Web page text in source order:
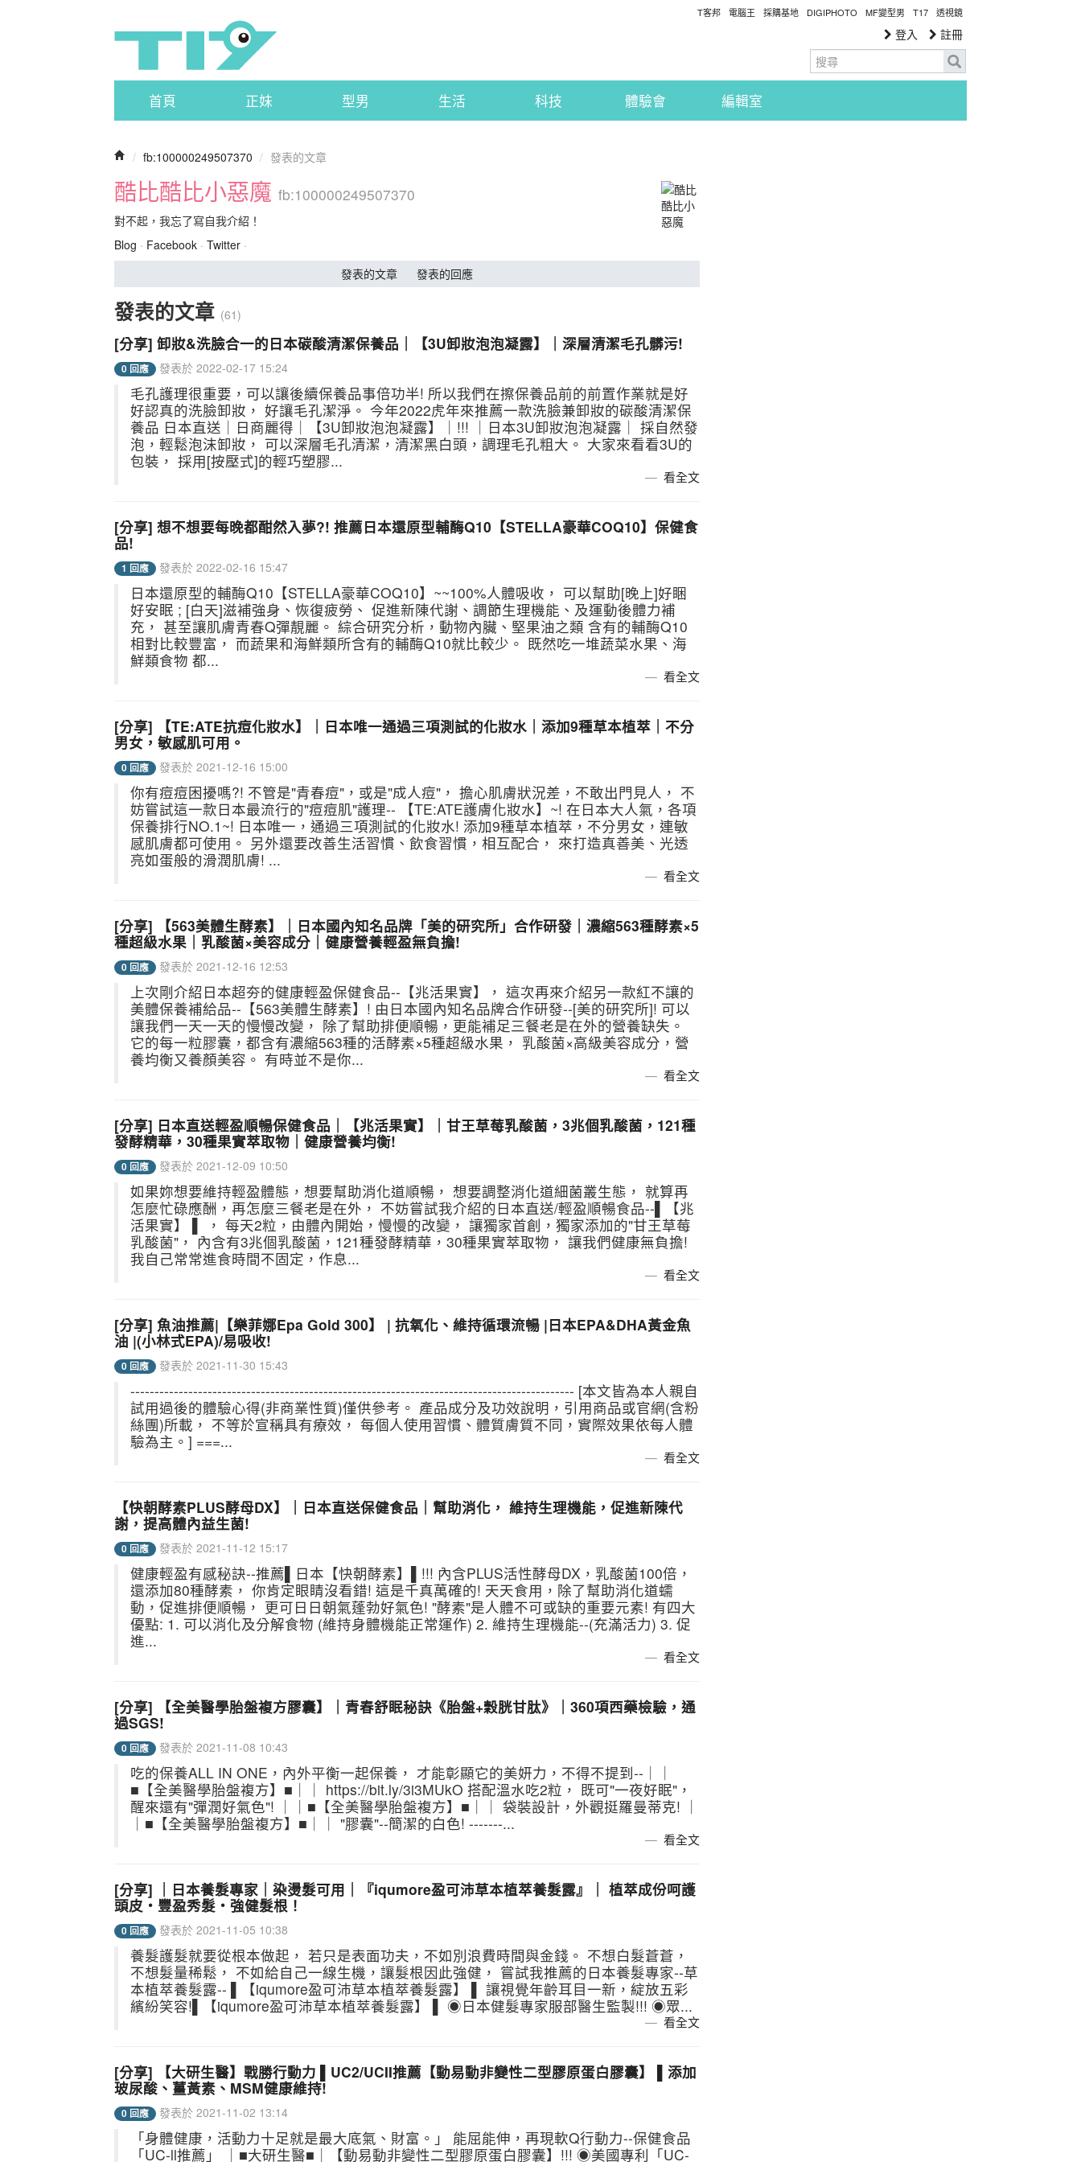
T客邦 電腦王 採購基地 DIGIPHOTO MF變型男 T17 透視鏡
登入 註冊
首頁 正妹 型男 生活 科技 體驗會 編輯室
/ fb:100000249507370 / 發表的文章
酷比酷比小惡魔 fb:100000249507370
對不起，我忘了寫自我介紹！
Blog · Facebook · Twitter ·
發表的文章
發表的回應
發表的文章 (61)
[分享] 卸妝&洗臉合一的日本碳酸清潔保養品｜【3U卸妝泡泡凝露】｜深層清潔毛孔髒污!
0 回應 發表於 2022-02-17 15:24
毛孔護理很重要，可以讓後續保養品事倍功半! 所以我們在擦保養品前的前置作業就是好
好認真的洗臉卸妝， 好讓毛孔潔淨。 今年2022虎年來推薦一款洗臉兼卸妝的碳酸清潔保
養品 日本直送｜日商麗得｜【3U卸妝泡泡凝露】｜!!! ｜日本3U卸妝泡泡凝露｜ 採自然發
泡，輕鬆泡沫卸妝， 可以深層毛孔清潔，清潔黑白頭，調理毛孔粗大。 大家來看看3U的
包裝， 採用[按壓式]的輕巧塑膠...
看全文
[分享] 想不想要每晚都酣然入夢?! 推薦日本還原型輔酶Q10【STELLA豪華COQ10】保健食
品!
1 回應 發表於 2022-02-16 15:47
日本還原型的輔酶Q10【STELLA豪華COQ10】~~100%人體吸收， 可以幫助[晚上]好睏
好安眠 ; [白天]滋補強身、恢復疲勞、 促進新陳代謝、調節生理機能、​​​​​​及運動後體力補
充， 甚至讓肌膚青春Q彈靚麗。 綜合研究分析，動物內臟、堅果油之類 含有的輔酶Q10
相對比較豐富， 而蔬果和海鮮類所含有的輔酶Q10就比較少。 既然吃一堆蔬菜水果、海
鮮類食物 都...
看全文
[分享] 【TE:ATE抗痘化妝水】｜日本唯一通過三項測試的化妝水｜添加9種草本植萃｜不分
男女，敏感肌可用。
0 回應 發表於 2021-12-16 15:00
你有痘痘困擾嗎?! 不管是"青春痘"，或是"成人痘"， 擔心肌膚狀況差，不敢出門見人， 不
妨嘗試這一款日本最流行的"痘痘肌"護理-- 【TE:ATE護膚化妝水】~! 在日本大人氣，各項
保養排行NO.1~! 日本唯一，通過三項測試的化妝水! 添加9種草本植萃，不分男女，連敏
感肌膚都可使用。 另外還要改善生活習慣、飲食習慣，相互配合， 來打造真善美、光透
亮如蛋般的滑潤肌膚! ...
看全文
[分享] 【563美體生酵素】｜日本國內知名品牌「美的研究所」合作研發｜濃縮563種酵素×5
種超級水果｜乳酸菌×美容成分｜健康營養輕盈無負擔!
0 回應 發表於 2021-12-16 12:53
上次剛介紹日本超夯的健康輕盈保健食品--【兆活果實】， 這次再來介紹另一款紅不讓的
美體保養補給品--【563美體生酵素】! 由日本國內知名品牌合作研發--[美的研究所]! 可以
讓我們一天一天的慢慢改變， 除了幫助排便順暢，更能補足三餐老是在外的營養缺失。
它的每一粒膠囊，都含有濃縮563種的活酵素×5種超級水果， 乳酸菌×高級美容成分，營
養均衡又養顏美容。 有時並不是你...
看全文
[分享] 日本直送輕盈順暢保健食品｜【兆活果實】｜甘王草莓乳酸菌，3兆個乳酸菌，121種
發酵精華，30種果實萃取物｜健康營養均衡!
0 回應 發表於 2021-12-09 10:50
如果妳想要維持輕盈體態，想要幫助消化道順暢， 想要調整消化道細菌叢生態， 就算再
怎麼忙碌應酬，再怎麼三餐老是在外， 不妨嘗試我介紹的日本直送/輕盈順暢食品--▌【兆
活果實】 ▌ ， 每天2粒，由體內開始，慢慢的改變， 讓獨家首創，獨家添加的"甘王草莓
乳酸菌"， 內含有3兆個乳酸菌，121種發酵精華，30種果實萃取物， 讓我們健康無負擔!
我自己常常進食時間不固定，作息...
看全文
[分享] 魚油推薦|【樂菲娜Epa Gold 300】 | 抗氧化、維持循環流暢 |日本EPA&DHA黃金魚
油 |(小林式EPA)/易吸收!
0 回應 發表於 2021-11-30 15:43
-------------------------------------------------------------------------------------------- [本文皆為本人親自
試用過後的體驗心得(非商業性質)僅供參考。 產品成分及功效說明，引用商品或官網(含粉
絲團)所載， 不等於宣稱具有療效， 每個人使用習慣、體質膚質不同，實際效果依每人體
驗為主。] ===...
看全文
【快朝酵素PLUS酵母DX】｜日本直送保健食品｜幫助消化， 維持生理機能，促進新陳代
謝，提高體內益生菌!
0 回應 發表於 2021-11-12 15:17
健康輕盈有感秘訣--推薦▌日本【快朝酵素】▌!!! 內含PLUS活性酵母DX，乳酸菌100倍，
還添加80種酵素， 你肯定眼睛沒看錯! 這是千真萬確的! 天天食用，除了幫助消化道蠕
動，促進排便順暢， 更可日日朝氣蓬勃好氣色! "酵素"是人體不可或缺的重要元素! 有四大
優點: 1. 可以消化及分解食物 (維持身體機能正常運作) 2. 維持生理機能--(充滿活力) 3. 促
進...
看全文
[分享] 【全美醫學胎盤複方膠囊】｜青春舒眠秘訣《胎盤+穀胱甘肽》｜360項西藥檢驗，通
過SGS!
0 回應 發表於 2021-11-08 10:43
吃的保養ALL IN ONE，內外平衡一起保養， 才能彰顯它的美妍力，不得不提到--｜｜
■【全美醫學胎盤複方】■｜｜ https://bit.ly/3i3MUkO 搭配溫水吃2粒， 既可"一夜好眠"，
醒來還有"彈潤好氣色"! ｜｜■【全美醫學胎盤複方】■｜｜ 袋裝設計，外觀挺羅曼蒂克! ｜
｜■【全美醫學胎盤複方】■｜｜ "膠囊"--簡潔的白色! -------...
看全文
[分享] ｜日本養髮專家｜染燙髮可用｜『iqumore盈可沛草本植萃養髮露』｜ 植萃成份呵護
頭皮・豐盈秀髮・強健髮根！
0 回應 發表於 2021-11-05 10:38
養髮護髮就要從根本做起， 若只是表面功夫，不如別浪費時間與金錢。 不想白髮蒼蒼，
不想髮量稀鬆， 不如給自己一線生機，讓髮根因此強健， 嘗試我推薦的日本養髮專家--草
本植萃養髮露-- ▌【iqumore盈可沛草本植萃養髮露】 ▌ 讓視覺年齡耳目一新，綻放五彩
繽紛笑容! ​​​​​ ▌【iqumore盈可沛草本植萃養髮露】 ▌ ◉日本健髮專家服部醫生監製!!! ◉眾...
看全文
[分享] 【大研生醫】戰勝行動力 ▌UC2/UCII推薦【動易動非變性二型膠原蛋白膠囊】 ▌添加
玻尿酸、薑黃素、MSM健康維持!
0 回應 發表於 2021-11-02 13:14
「身體健康，活動力十足就是最大底氣、財富。」 能屈能伸，再現軟Q行動力--保健食品
「UC-ll推薦」 ｜■大研生醫■｜【動易動非變性二型膠原蛋白膠囊】!!! ◉美國專利「UC-